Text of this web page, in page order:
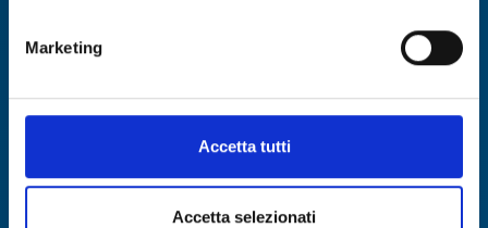
Marketing
Accetta tutti
Accetta selezionati
SCOPRI DI PIÙ →
Scade il30 ottobre 2026